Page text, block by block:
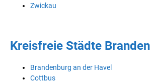
Zwickau
Kreisfreie Städte
Brandenburg an der Havel
Cottbus